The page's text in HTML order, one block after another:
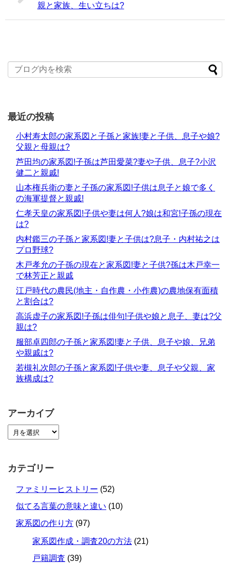
親と家族、生い立ちは?
最近の投稿
小村寿太郎の家系図と子孫と家族!妻と子供、息子や娘?
父親と母親は?
芦田均の家系図!子孫は芦田愛菜?妻や子供、息子?小沢
健二と親戚!
山本権兵衛の妻と子孫の家系図!子供は息子と娘で多く
の海軍提督と親戚!
仁孝天皇の家系図!子供や妻は何人?娘は和宮!子孫の現在
は?
内村鑑三の子孫と家系図!妻と子供は?息子・内村祐之は
プロ野球?
木戸孝允の子孫の現在と家系図!妻と子供?孫は木戸幸一
で林芳正と親戚
江戸時代の農民(地主・自作農・小作農)の農地保有面積
と割合は?
高浜虚子の家系図!子孫は俳句!子供や娘と息子、妻は?父
親は?
服部卓四郎の子孫と家系図!妻と子供、息子や娘、兄弟
や親戚は?
若槻礼次郎の子孫と家系図!子供や妻、息子や父親、家
族構成は?
アーカイブ
カテゴリー
ファミリーヒストリー (52)
似てる言葉の意味と違い (10)
家系図の作り方 (97)
家系図作成・調査20の方法 (21)
戸籍調査 (39)